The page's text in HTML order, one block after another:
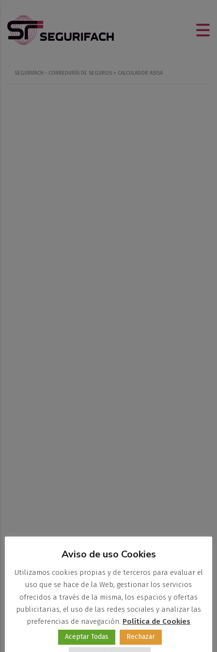
SEGURIFACH - CORREDURÍA DE SEGUROS > CALCULADOR ASISA
Aviso de uso Cookies
Utilizamos cookies propias y de terceros para evaluar el
uso que se hace de la Web, gestionar los servicios
ofrecidos a través de la misma, los espacios y ofertas
publicitarias, el uso de las redes sociales y analizar las
preferencias de navegación. Política de Cookies
Aceptar Todas Rechazar